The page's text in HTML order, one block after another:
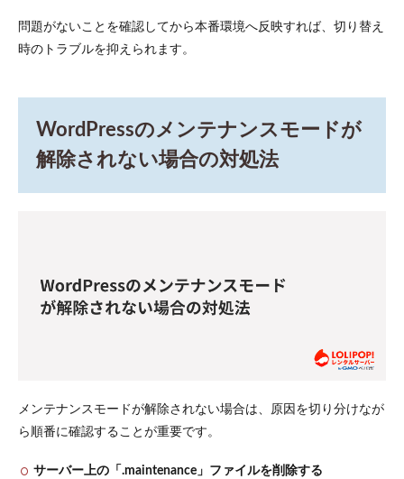
問題がないことを確認してから本番環境へ反映すれば、切り替え
時のトラブルを抑えられます。
WordPressのメンテナンスモードが
解除されない場合の対処法
メンテナンスモードが解除されない場合は、原因を切り分けなが
ら順番に確認することが重要です。
サーバー上の「.maintenance」ファイルを削除する